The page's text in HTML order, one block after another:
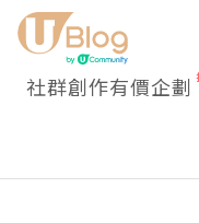
社群創作有價企劃